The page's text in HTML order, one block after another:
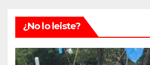
¿No lo leiste?